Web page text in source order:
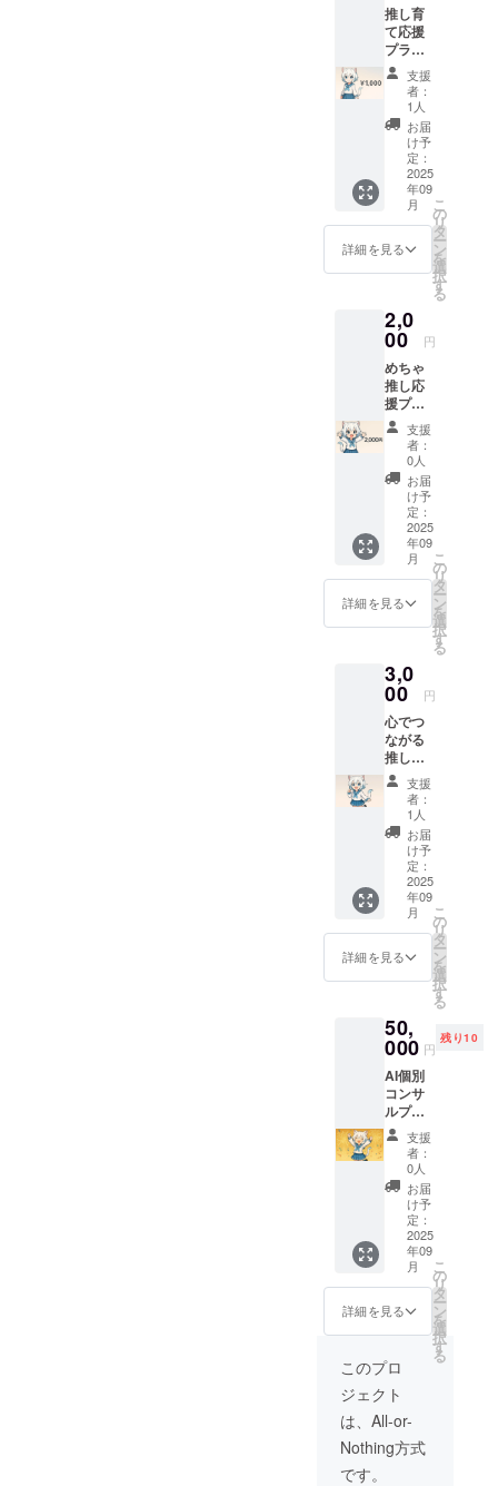
企業では数
多くの先進
的なプロ
ジェクトに
貢献し、最
近では非常
に感情豊か
な音声吹き
ム
」の開発
Intelligence
にて提供)も
手がけまし
た。
成・画
像編集
など)：
月30回
→音
声通
話：2時
間分話
しかけ
られま
す（話
してい
ない時
間・AI
推し育
て応援
プラン
・
Omniroi
d AIの
一ヶ月
間利用
権 →
文字で
の会
話、簡
単なタ
スクの
依頼：
無制限
レミア
ム機能
(画像生
成・画
像編集
など)：
月60回
→音
声通
話：5時
間分話
しかけ
られま
す（話
してい
ない時
間・AI
・7月ス
タート
予定の
先行
ベータ
テスト
参加権
支援
者：
1人
お届
け予
定：
2025
年09
月
詳細を見る
こ
の
リ
タ
ー
ン
を
選
択
す
る
2,0
00 円
めちゃ
推し応
援プラ
ン ・
Omniroi
d AIの
一ヶ月
間利用
権 →
文字で
の会
話、簡
単なタ
スクの
依頼：
無制限
レミア
ム機能
(画像生
成・画
像編集
など)：
月120回
→音
声通
話：10
時間分
話しか
けられ
ます
（話し
ていな
い時
ます）
・7月ス
タート
予定の
先行
ベータ
テスト
参加権
支援
者：
0人
お届
け予
定：
2025
年09
月
詳細を見る
こ
の
リ
タ
ー
ン
を
選
択
す
る
3,0
00 円
心でつ
ながる
推しボ
イスプ
ラン ・
Omniroi
d AIの
一ヶ月
間利用
権 →
文字で
の会
話、簡
単なタ
スクの
依頼：
→ プ
レミア
ム機能
(画像生
成・画
像編集
など)：
月180回
→音
声通
話：15
時間分
話しか
けられ
ます
（話し
ていな
の発話
は除き
ます）
・7月ス
タート
予定の
支援
者：
1人
お届
け予
定：
2025
年09
月
詳細を見る
こ
の
リ
タ
ー
ン
を
選
択
す
る
50,
000 円
残り10
AI個別
コンサ
ルプラ
ン（限
定10
名）
「AIを
事業に
活かし
たい」
「プロ
ンプト
設計を
深めた
い」
——そ
んな方
へ、開
発者が
直接対
応する
プレミ
支援
者：
0人
お届
け予
定：
2025
年09
月
詳細を見る
こ
の
リ
タ
ー
ン
を
選
択
す
る
このプロ
ジェクト
は、All-or-
Nothing方式
です。